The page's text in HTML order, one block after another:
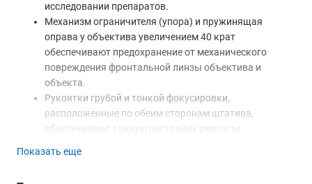
исследовании препаратов.
Механизм ограничителя (упора) и пружинящая
оправа у объектива увеличением 40 крат
обеспечивают предохранение от механического
повреждения фронтальной линзы объектива и
объекта.
Рукоятки грубой и тонкой фокусировки,
расположенные по обеим сторонам штатива,
обеспечивают точную настройку резкости
Показать еще